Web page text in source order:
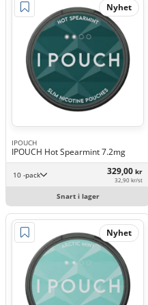
Nyhet
IPOUCH
IPOUCH Hot Spearmint 7.2mg
10 -pack 329,00 kr
32,90 kr/st
Snart i lager
Nyhet